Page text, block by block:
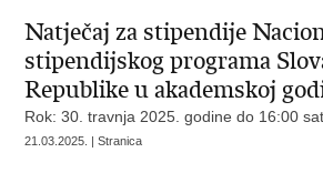
Natječaj za stipendije
stipendijskog programa
Republike u akademskoj
Rok: 30. travnja 2025. godine do 16:00
21.03.2025. | Stranica